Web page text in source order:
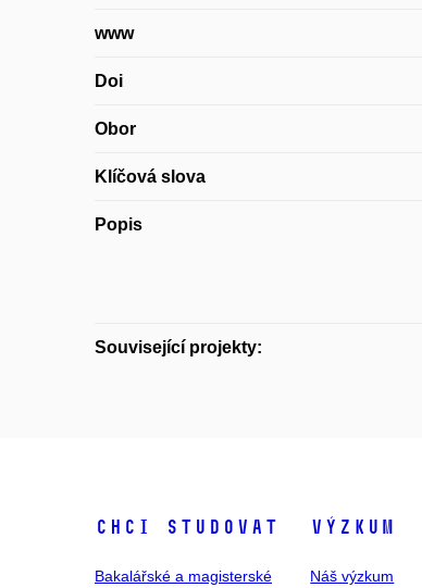
www
Doi
Obor
Klíčová slova
Popis
Související projekty:
Chci studovat
Bakalářské a magisterské
Výzkum
Náš výzkum